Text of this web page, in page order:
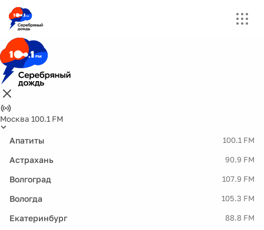
Москва 100.1 FM
Апатиты 100.1 FM
Астрахань 90.9 FM
Волгоград 107.9 FM
Вологда 105.3 FM
Екатеринбург 88.8 FM